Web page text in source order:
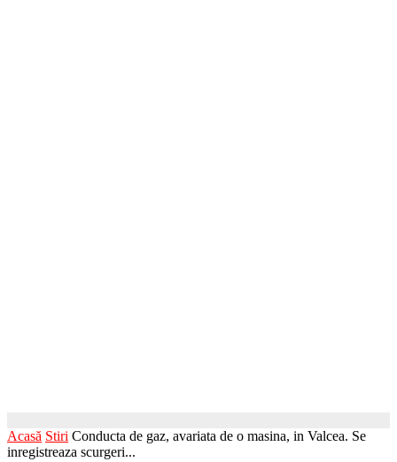
Acasă Stiri Conducta de gaz, avariata de o masina, in Valcea. Se
inregistreaza scurgeri...